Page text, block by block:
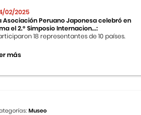
02/2025
Asociación Peruano Japonesa celebró en
el 2.º Simposio Internacion...:
18 representantes de 10 países.
más
Museo